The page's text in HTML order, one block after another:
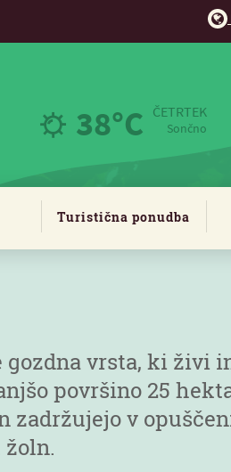
38°C ČETRTEK
Sončno
Turistična ponudba
vrsta, ki živi
površino 25
zadržujejo v